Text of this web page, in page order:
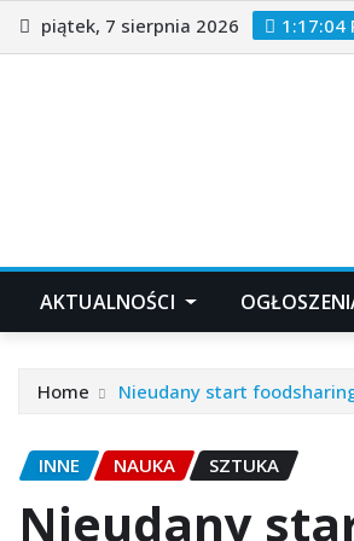
Skip
to
piątek, 7 sierpnia 2026 1:17:06
AKTUALNOŚCI
Home Nieudany start
INNE NAUKA SZTUKA
Nieudany